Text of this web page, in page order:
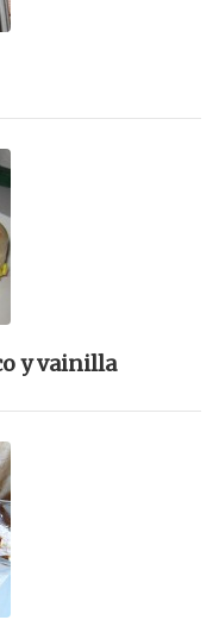
y vainilla